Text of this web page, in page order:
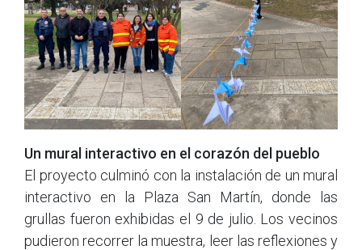
Un mural interactivo en el corazón del pueblo
El proyecto culminó con la instalación de un mural
interactivo en la Plaza San Martín, donde las
grullas fueron exhibidas el 9 de julio. Los vecinos
pudieron recorrer la muestra, leer las reflexiones y